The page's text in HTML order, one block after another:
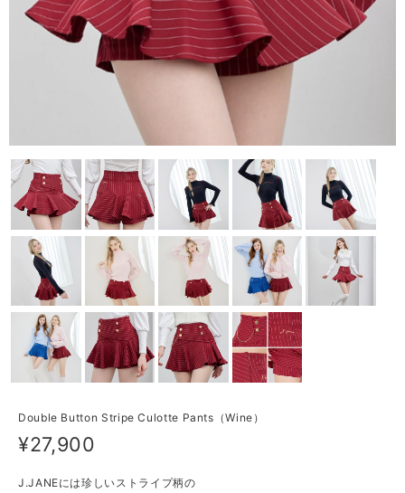
Double Button Stripe Culotte Pants（Wine）
¥27,900
J.JANEには珍しいストライプ柄の